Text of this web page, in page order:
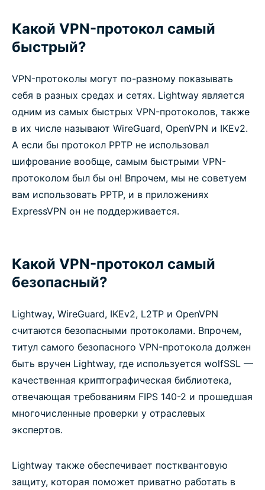
Какой VPN-протокол самый
быстрый?
VPN-протоколы могут по-разному показывать
себя в разных средах и сетях. Lightway является
одним из самых быстрых VPN-протоколов, также
в их числе называют WireGuard, OpenVPN и IKEv2.
А если бы протокол PPTP не использовал
шифрование вообще, самым быстрыми VPN-
протоколом был бы он! Впрочем, мы не советуем
вам использовать PPTP, и в приложениях
ExpressVPN он не поддерживается.
Какой VPN-протокол самый
безопасный?
Lightway, WireGuard, IKEv2, L2TP и OpenVPN
считаются безопасными протоколами. Впрочем,
титул самого безопасного VPN-протокола должен
быть вручен Lightway, где используется wolfSSL —
качественная криптографическая библиотека,
отвечающая требованиям FIPS 140-2 и прошедшая
многочисленные проверки у отраслевых
экспертов.
Lightway также обеспечивает постквантовую
защиту, которая поможет приватно работать в